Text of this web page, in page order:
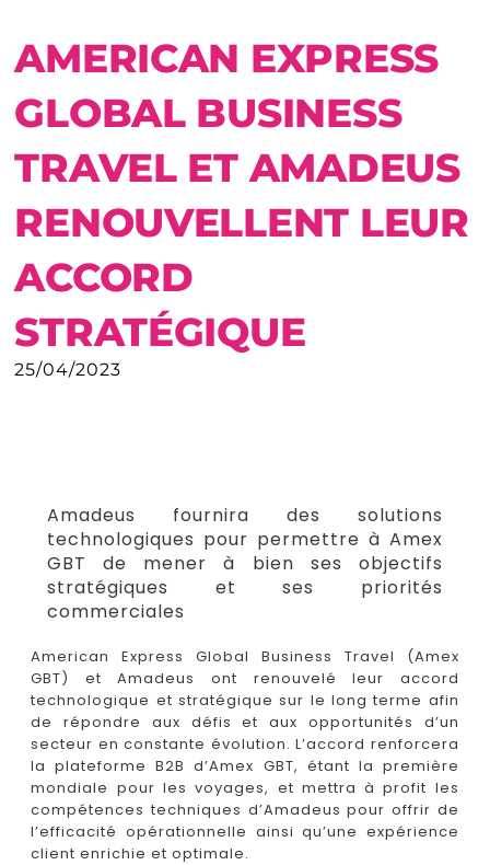
AMERICAN EXPRESS
GLOBAL BUSINESS
TRAVEL ET AMADEUS
RENOUVELLENT LEUR
ACCORD
STRATÉGIQUE
25/04/2023
Amadeus fournira des solutions
technologiques pour permettre à Amex
GBT de mener à bien ses objectifs
stratégiques et ses priorités
commerciales
American Express Global Business Travel (Amex
GBT) et Amadeus ont renouvelé leur accord
technologique et stratégique sur le long terme afin
de répondre aux défis et aux opportunités d’un
secteur en constante évolution. L’accord renforcera
la plateforme B2B d’Amex GBT, étant la première
mondiale pour les voyages, et mettra à profit les
compétences techniques d’Amadeus pour offrir de
l’efficacité opérationnelle ainsi qu’une expérience
client enrichie et optimale.